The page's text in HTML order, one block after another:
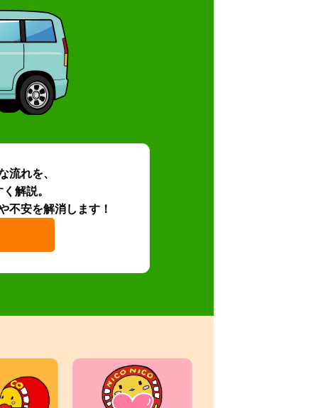
流れを、
解説。
不安を解消します！